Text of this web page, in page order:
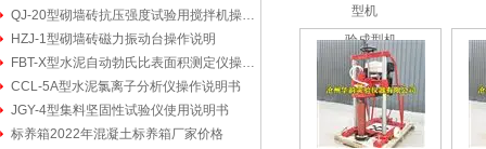
QJ-20型砌墙砖抗压强度试验用搅拌机操作说明书
HZJ-1型砌墙砖磁力振动台操作说明
FBT-X型水泥自动勃氏比表面积测定仪操作步骤
CCL-5A型水泥氯离子分析仪操作说明书
JGY-4型集料坚固性试验仪使用说明书
标养箱2022年混凝土标养箱厂家价格
型机